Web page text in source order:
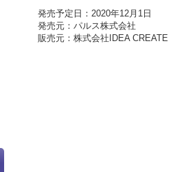
発売予定日：2020年12月1日
発売元：パルス株式会社
販売元：株式会社IDEA CREATE